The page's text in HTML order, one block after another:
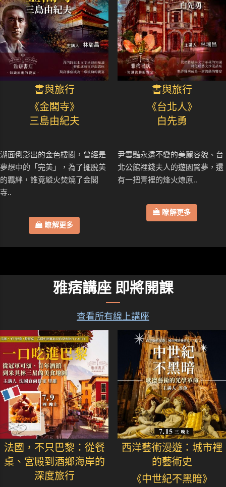
書與旅行
《金閣寺》
三島由紀夫
湖面倒影出的金色樓閣，曾經是
夢想中的「完美」，為了擺脫美
的羈絆，誰竟縱火焚燒了金閣
寺..
瞭解更多
書與旅行
《台北人》
白先勇
尹雪豔永遠不變的美麗容貌、台
北公館裡錢夫人的遊園驚夢，還
有一把青裡的烽火燎原..
瞭解更多
雅痞講座 即將開課
查看所有線上講座
法國，不只巴黎：從餐
桌、宮殿到酒鄉海岸的
深度旅行
西洋藝術漫遊：城市裡
的藝術史
《中世紀不黑暗》